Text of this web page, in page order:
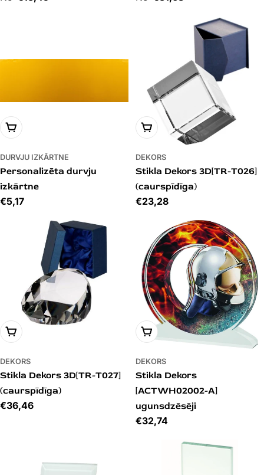
IZVĒLIES VARIANTU
DURVJU IZKĀRTNE
Personalizēta durvju
izkārtne
Cena
€5,17
PIEVIENOT GROZAM
DEKORS
Stikla Dekors 3D[TR-T026]
(caurspīdīga)
Cena
€23,28
PIEVIENOT GROZAM
DEKORS
Stikla Dekors 3D[TR-T027]
(caurspīdīga)
Cena
€36,46
PIEVIENOT GROZAM
DEKORS
Stikla Dekors
[ACTWH02002-A]
ugunsdzēsēji
Cena
€32,74